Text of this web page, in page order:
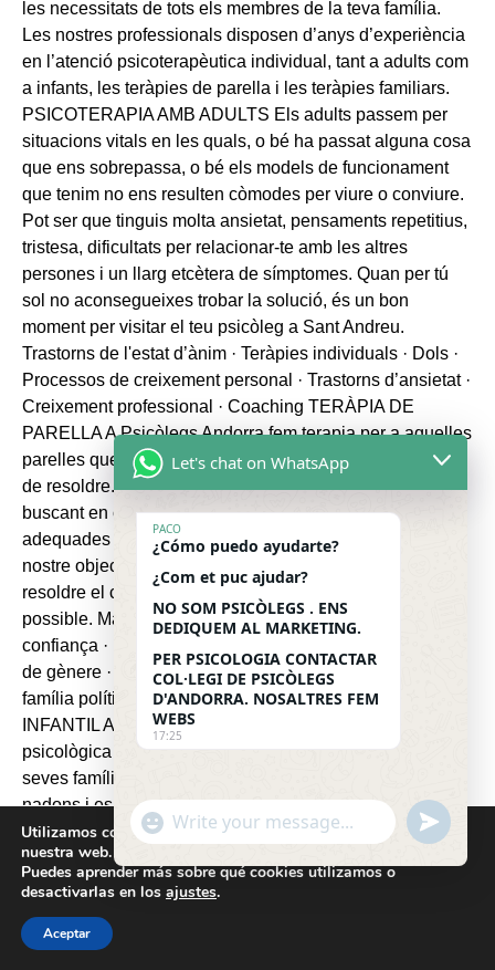
Utilizamos cookies para ofrecerte la mejor experiencia en
nuestra web.
Puedes aprender más sobre qué cookies utilizamos o
desactivarlas en los ajustes.
Aceptar
Cookies help us deliver our services. By using our
services, you agree to our use of cookies.
Let's chat on WhatsApp
PACO
¿Cómo puedo ayudarte?
¿Com et puc ajudar?
NO SOM PSICÒLEGS . ENS
DEDIQUEM AL MARKETING.
PER PSICOLOGIA CONTACTAR
COL·LEGI DE PSICÒLEGS
D'ANDORRA. NOSALTRES FEM
WEBS
17:25
"
+
c
h
W
h
a
u
n
d